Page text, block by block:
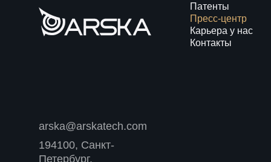
arska@arskatech.com
194100, Санкт-
Петербург,
Патенты
Пресс-центр
Карьера у нас
Контакты